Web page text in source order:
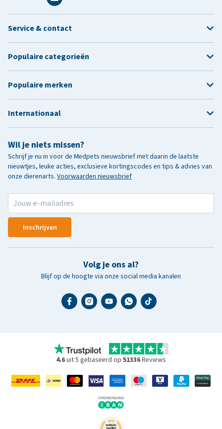
Wil je niets missen?
Schrijf je nu in voor de Medpets nieuwsbrief met daarin de laatste
nieuwtjes, leuke acties, exclusieve kortingscodes en tips & advies van
onze dierenarts. Voorwaarden nieuwsbrief
Inschrijven
Volg je ons al?
Blijf op de hoogte via onze social media kanalen
Service & contact
Populaire categorieën
Populaire merken
Internationaal
4.6uit 5 gebaseerd op 51336Reviews